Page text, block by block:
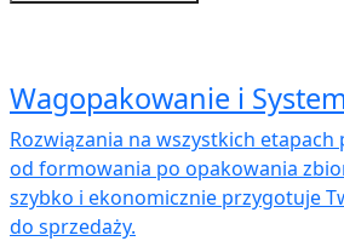
Wagopakowanie i
Rozwiązania na wszystkich etapach
od formowania po opakowania
szybko i ekonomicznie przygotuje
do sprzedaży.